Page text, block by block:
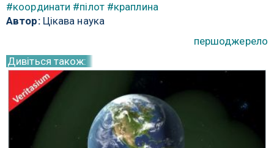
#координати #пілот #краплина
Автор:Цікава наука
першоджерело
Дивіться також: